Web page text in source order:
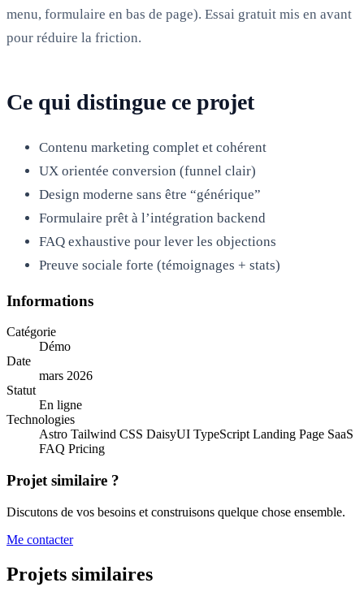
menu, formulaire en bas de page). Essai gratuit mis en avant
pour réduire la friction.
Ce qui distingue ce projet
Contenu marketing complet et cohérent
UX orientée conversion (funnel clair)
Design moderne sans être “générique”
Formulaire prêt à l’intégration backend
FAQ exhaustive pour lever les objections
Preuve sociale forte (témoignages + stats)
Informations
Catégorie
Démo
Date
mars 2026
Statut
En ligne
Technologies
Astro Tailwind CSS DaisyUI TypeScript Landing Page SaaS
FAQ Pricing
Projet similaire ?
Discutons de vos besoins et construisons quelque chose ensemble.
Me contacter
Projets similaires